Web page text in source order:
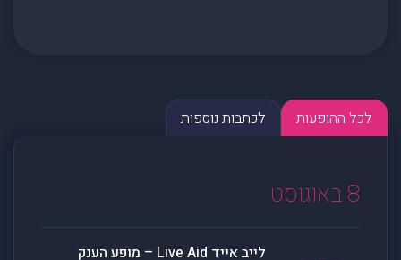
לכל ההופעות לכתבות נוספות
8 באוגוסט
לייב אייד Live Aid – מופע הענק